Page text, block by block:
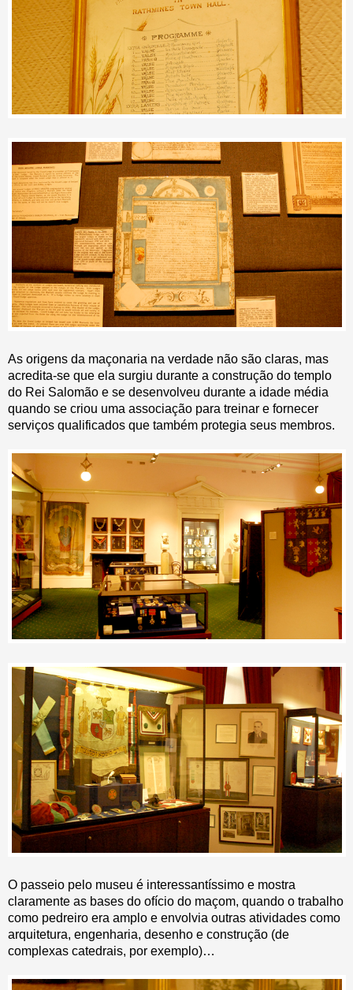
As origens da maçonaria na verdade não são claras, mas
acredita-se que ela surgiu durante a construção do templo
do Rei Salomão e se desenvolveu durante a idade média
quando se criou uma associação para treinar e fornecer
serviços qualificados que também protegia seus membros.
O passeio pelo museu é interessantíssimo e mostra
claramente as bases do ofício do maçom, quando o trabalho
como pedreiro era amplo e envolvia outras atividades como
arquitetura, engenharia, desenho e construção (de
complexas catedrais, por exemplo)…